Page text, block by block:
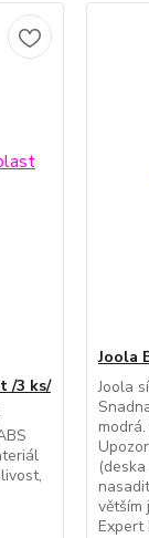
/3 ks/
Joola
Joola
větším
Expert